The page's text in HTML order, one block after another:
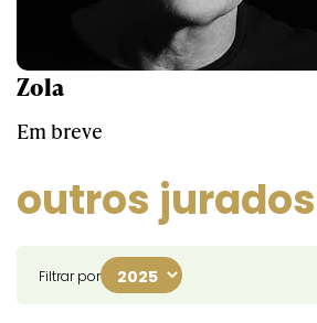
Zola
Em breve
outros jurados
Filtrar por